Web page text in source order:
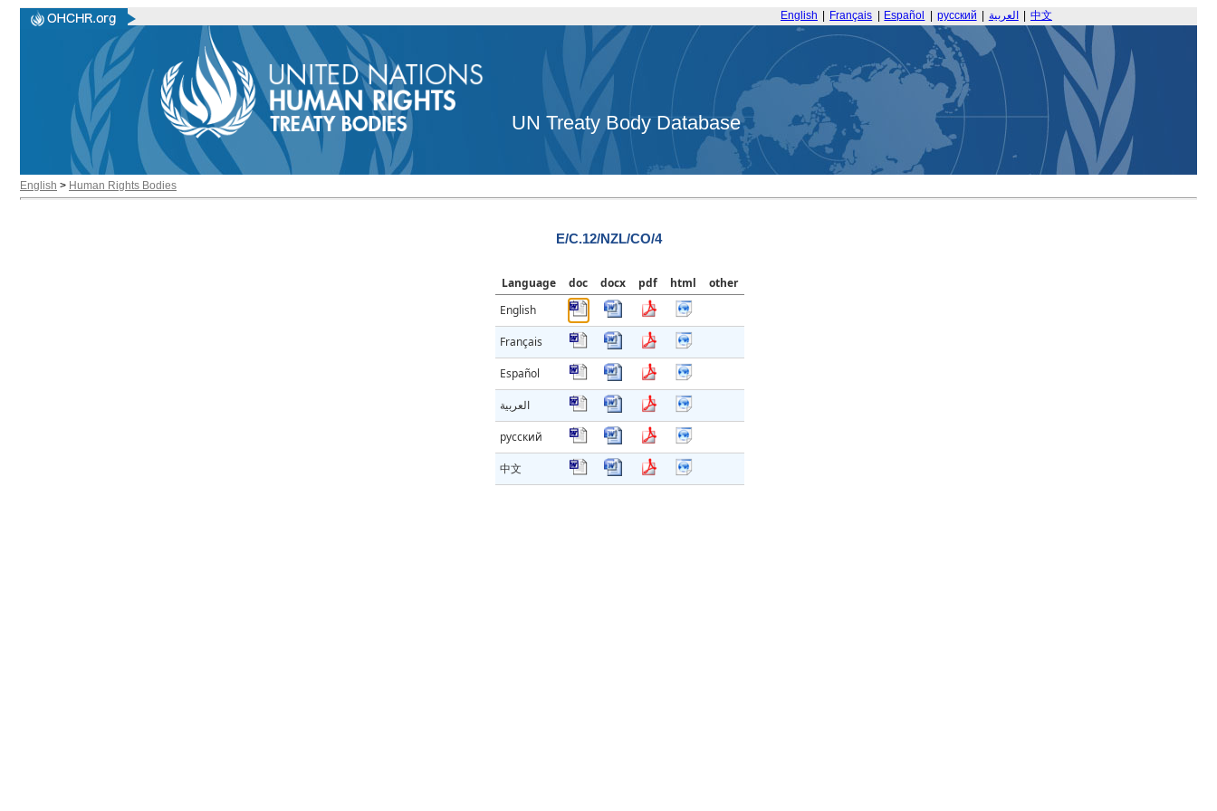
English Français Español русский العربية 中文
UN Treaty Body Database
English > Human Rights Bodies
E/C.12/NZL/CO/4
Language doc docx pdf html
other
English
Français
Español
العربية
русский
中文